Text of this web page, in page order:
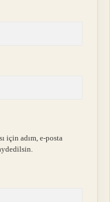
için adım, e-posta